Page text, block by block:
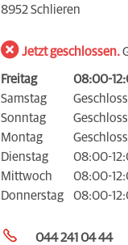
8952 Schlieren
Jetzt geschlossen.
Freitag 08:00-
Samstag
Sonntag
Montag
Dienstag
08:00-
Mittwoch
08:00-
Donnerstag
08:00-
044 241 04 44